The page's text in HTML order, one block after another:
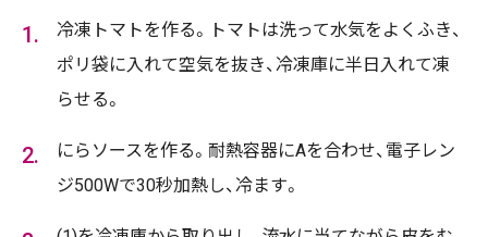
冷凍トマトを作る。トマトは洗って水気をよくふき、
ポリ袋に入れて空気を抜き、冷凍庫に半日入れて凍
らせる。
にらソースを作る。耐熱容器にAを合わせ、電子レン
ジ500Wで30秒加熱し、冷ます。